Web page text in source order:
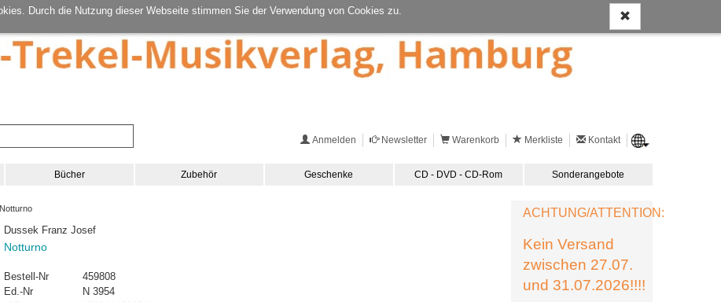
Durch die Nutzung dieser Webseite stimmen Sie der Verwendung von Cookies zu.
Anmelden Newsletter Warenkorb Merkliste Kontakt
Bücher Zubehör Geschenke CD - DVD - CD-Rom Sonderangebote
Dussek Franz Josef
Notturno
Bestell-Nr
459808
Ed.-Nr
N 3954
ACHTUNG/ATTENTION:
Kein Versand
zwischen 27.07.
und 31.07.2026!!!!